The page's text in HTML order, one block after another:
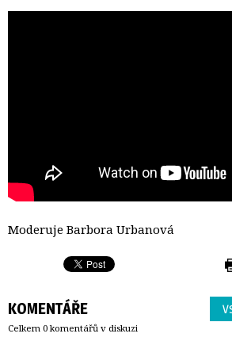
Moderuje Barbora Urbanová
KOMENTÁŘE
Celkem 0 komentářů v diskuzi